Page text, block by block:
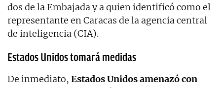
dos de la Embajada y a quien identificó como el
representante en Caracas de la agencia central
de inteligencia (CIA).
Estados Unidos tomará medidas
De inmediato, Estados Unidos amenazó con